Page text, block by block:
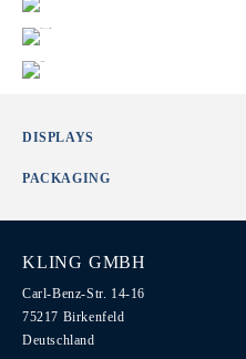
DISPLAYS
PACKAGING
KLING GMBH
Carl-Benz-Str. 14-16
75217 Birkenfeld
Deutschland